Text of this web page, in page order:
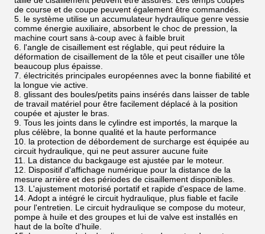
de course et de coupe peuvent également être commandés.
5. le système utilise un accumulateur hydraulique genre vessie
comme énergie auxiliaire, absorbent le choc de pression, la
machine court sans à-coup avec à faible bruit
6. l'angle de cisaillement est réglable, qui peut réduire la
déformation de cisaillement de la tôle et peut cisailler une tôle
beaucoup plus épaisse.
7. électricités principales européennes avec la bonne fiabilité et
la longue vie active.
8. glissant des boules/petits pains insérés dans laisser de table
de travail matériel pour être facilement déplacé à la position
coupée et ajuster le bras.
9. Tous les joints dans le cylindre est importés, la marque la
plus célèbre, la bonne qualité et la haute performance
10. la protection de débordement de surcharge est équipée au
circuit hydraulique, qui ne peut assurer aucune fuite
11. La distance du backgauge est ajustée par le moteur.
12. Dispositif d'affichage numérique pour la distance de la
mesure arrière et des périodes de cisaillement disponibles.
13. L'ajustement motorisé portatif et rapide d'espace de lame.
14. Adopt a intégré le circuit hydraulique, plus fiable et facile
pour l'entretien. Le circuit hydraulique se compose du moteur,
pompe à huile et des groupes et lui de valve est installés en
haut de la boîte d'huile.